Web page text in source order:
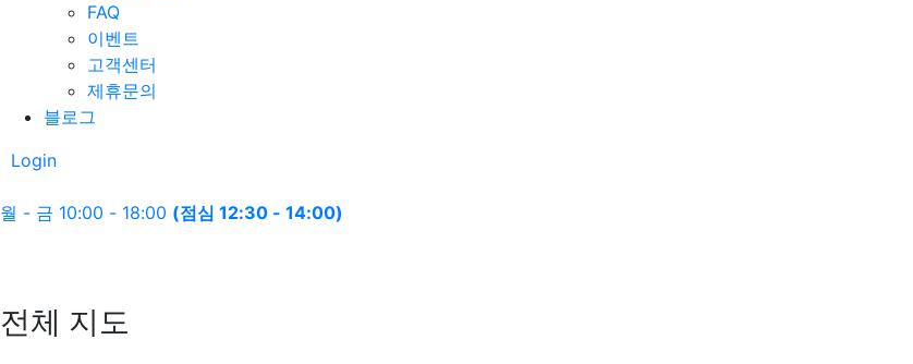
FAQ
이벤트
고객센터
제휴문의
블로그
Login
월 - 금 10:00 - 18:00 (점심 12:30 - 14:00)
전체 지도